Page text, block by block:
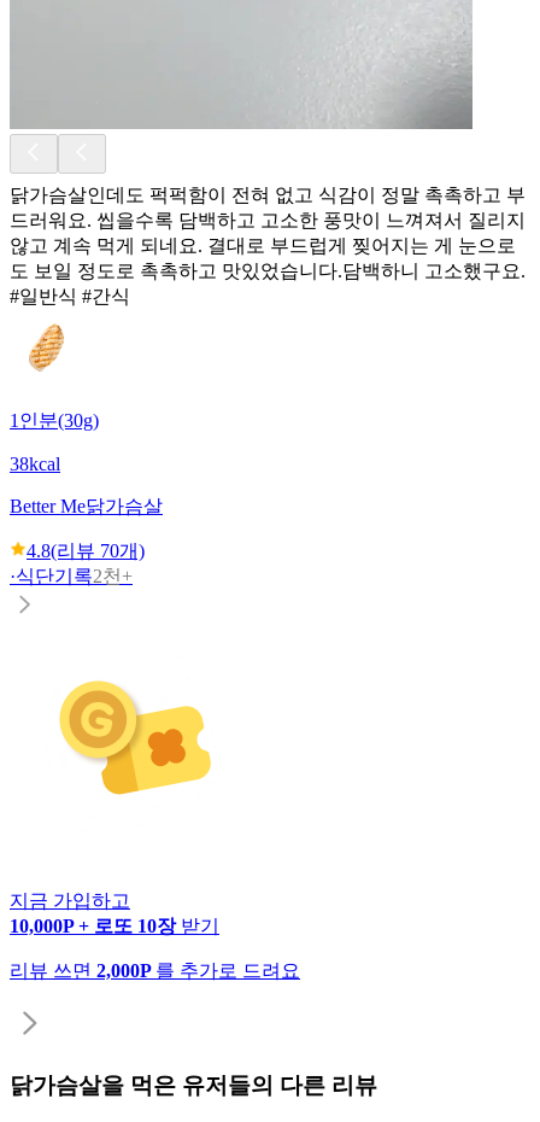
닭가슴살인데도 퍽퍽함이 전혀 없고 식감이 정말 촉촉하고 부
드러워요. 씹을수록 담백하고 고소한 풍맛이 느껴져서 질리지
않고 계속 먹게 되네요. 결대로 부드럽게 찢어지는 게 눈으로
도 보일 정도로 촉촉하고 맛있었습니다.담백하니 고소했구요.
#일반식 #간식
1인분(30g)
38kcal
Better Me닭가슴살
4.8(리뷰 70개)
·식단기록2천+
지금 가입하고
10,000P + 로또 10장 받기
리뷰 쓰면 2,000P 를 추가로 드려요
닭가슴살을 먹은 유저들의 다른 리뷰